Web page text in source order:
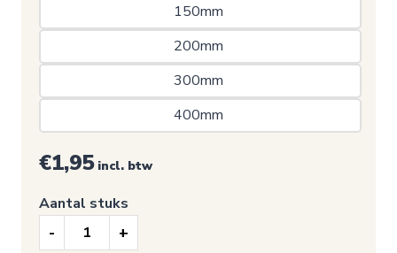
150mm
200mm
300mm
400mm
€1,95 incl. btw
Verbodssticker,
Aantal stuks